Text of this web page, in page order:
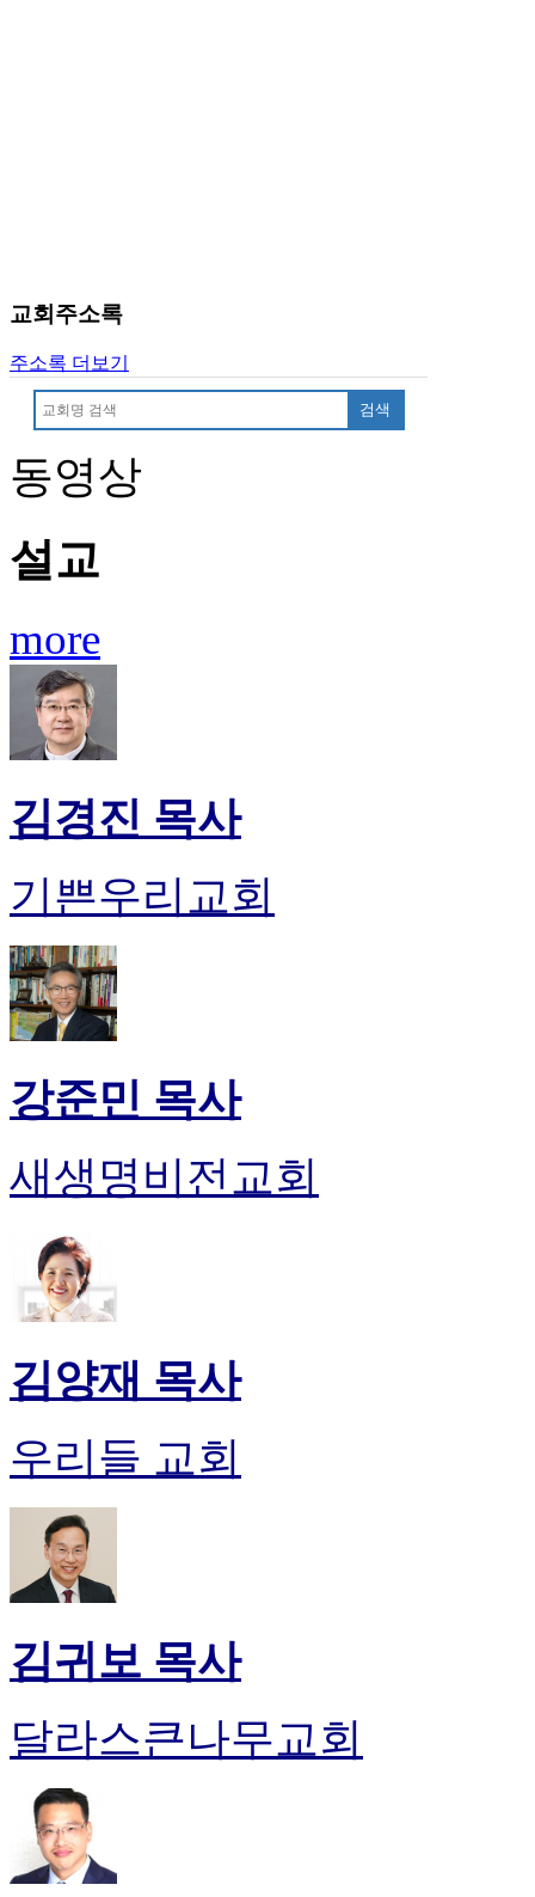
이
무
어
플
알
리
스
기
가
부
약
비
탑-
시
리
스
구
입
클
럽
실
시
채
팅
클
럽
머
판
북
최
신
렌
트
이
트
후
교회주소록
주소록 더보기
검색
동영상
설교
more
김경진 목사
기쁜우리교회
강준민 목사
새생명비전교회
김양재 목사
우리들 교회
김귀보 목사
달라스큰나무교회